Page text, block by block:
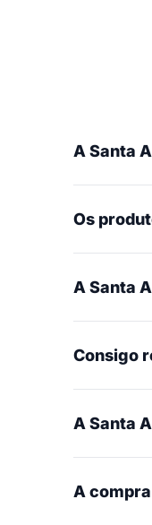
A Santa
Os
A Santa
Consigo
A Santa
A